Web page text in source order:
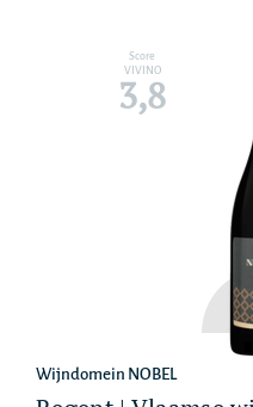
Score
VIVINO
3,8
Wijndomein NOBEL